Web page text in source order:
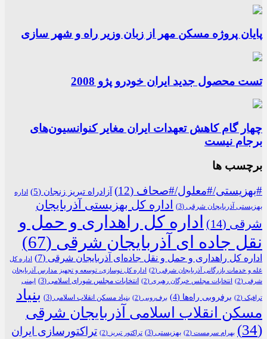
پایان پروژه مسکن مهر از زبان وزیر راه و شهر سازی
تست محصول جدید ایران خودرو پژو 2008
چهار گام کاهش تعهدات ایران مغایر کنوانسیون‌های
برجام نیست
برچسب ها
#بهزیستی/#معلول/#صحاف (12) آزادراه تبریز زنجان (5)
اداره
بهزیستی آذربایجان شرقی (3)
اداره کل بهزیستی آذربایجان
شرقی (14)
اداره کل راهداری و حمل و
نقل جاده ای آذربایجان شرقی (67)
اداره کل راهداری و حمل و نقل جاده‌ای آذربایجان شرقی (7)
اداره کل
غله و خدمات بازرگانی آذربایجان شرقی (2)
اداره کل نوسازی، توسعه و تجهیز مدارس آذربایجان
شرقی (2) انتخابات مجلس خبرگان رهبری (2) انتخابات مجلس شورای اسلامی (3) ایمنی
ترافیک (2) برفروبی راه‌ها (4) برف‌روبی (2) بنیاد مسکن انقلاب اسلامی (3)
بنیاد
مسکن انقلاب اسلامی آذربایجان شرقی
(34)
بهرام سرمست (2) بهزیستی (3) تراکتور تبریز (2)
تراکتورسازی ایران